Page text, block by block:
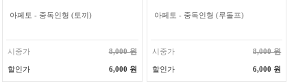
아페토 - 중독인형 (토끼)
시중가 8,000 원
할인가 6,000 원
아페토 - 중독인형 (루돌프)
시중가 8,000 원
할인가 6,000 원